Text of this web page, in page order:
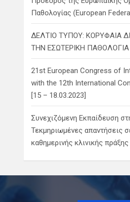
Παθολογίας (European
ΔΕΛΤΙΟ ΤΥΠΟΥ: ΚΟΡΥΦΑΙΑ
ΤΗΝ ΕΣΩΤΕΡΙΚΗ ΠΑΘΟΛΟΓΙΑ
21st European Congress of
with the 12th International
[15 – 18.03.2023]
Συνεχιζόμενη Εκπαίδευση
Τεκμηριωμένες απαντήσεις
καθημερινής κλινικής